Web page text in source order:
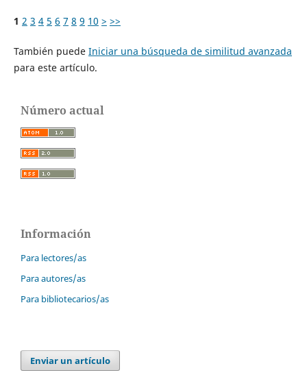
1 2 3 4 5 6 7 8 9 10 > >>
También puede Iniciar una búsqueda de similitud avanzada
para este artículo.
Número actual
Información
Para lectores/as
Para autores/as
Para bibliotecarios/as
Enviar un artículo